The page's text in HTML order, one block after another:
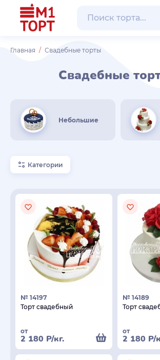
Главная Свадебные торты
Свадебные
Небольшие
Категории
№ 14197
Торт свадебный
от
2 180 Р/кг.
№ 14189
Торт
от
2 180 Р/